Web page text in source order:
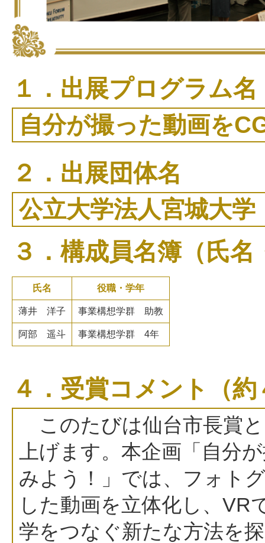
１．出展プログラム名
自分が撮った動画を
２．出展団体名
公立大学法人宮城大
３．構成員名簿（氏名
氏名 役職・学年
薄井 洋子 事業構想学群 助教
阿部 遥斗 事業構想学群 4年
４．受賞コメント（
このたびは仙台市長賞
上げます。本企画「自分
みよう！」では、フォト
した動画を立体化し、VR
学をつなぐ新たな方法を